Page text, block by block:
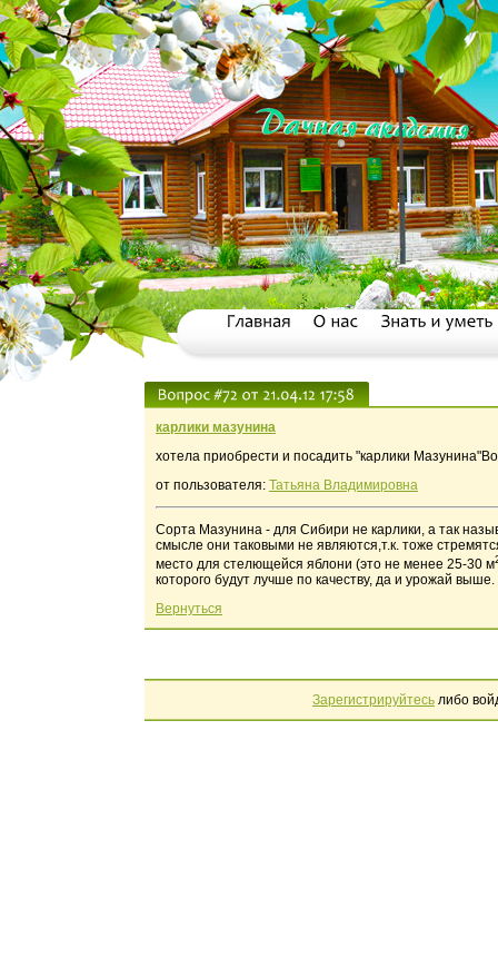
карлики мазунина
хотела приобрести и посадить "карлики
от пользователя: Татьяна Владимировна
Сорта Мазунина - для Сибири не карлики, а так
смысле они таковыми не являются,т.к. тоже
место для стелющейся яблони (это не менее 25-30 м
которого будут лучше по качеству, да и урожай выше.
Вернуться
Зарегистрируйтесь либо